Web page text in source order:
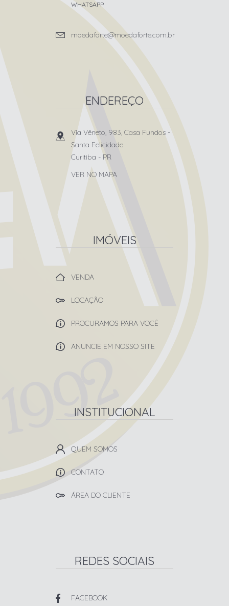
WHATSAPP
moedaforte@moedaforte.com.br
ENDEREÇO
Via Vêneto, 983, Casa Fundos -
Santa Felicidade
Curitiba - PR
VER NO MAPA
IMÓVEIS
VENDA
LOCAÇÃO
PROCURAMOS PARA VOCÊ
ANUNCIE EM NOSSO SITE
INSTITUCIONAL
QUEM SOMOS
CONTATO
ÁREA DO CLIENTE
REDES SOCIAIS
FACEBOOK